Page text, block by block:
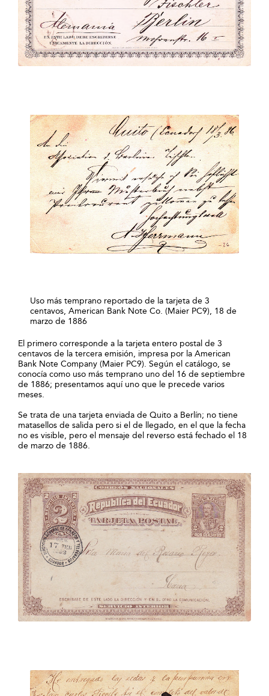
Uso más temprano reportado de la tarjeta de 3
centavos, American Bank Note Co. (Maier PC9), 18 de
marzo de 1886
El primero corresponde a la tarjeta entero postal de 3
centavos de la tercera emisión, impresa por la American
Bank Note Company (Maier PC9). Según el catálogo, se
conocía como uso más temprano uno del 16 de septiembre
de 1886; presentamos aquí uno que le precede varios
meses.
Se trata de una tarjeta enviada de Quito a Berlín; no tiene
matasellos de salida pero si el de llegado, en el que la fecha
no es visible, pero el mensaje del reverso está fechado el 18
de marzo de 1886.